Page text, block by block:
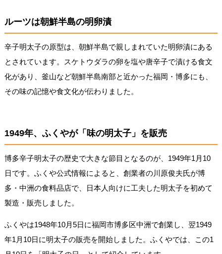
ルーツは朝鮮半島の明卵漬
辛子明太子の原型は、朝鮮半島で親しまれていた明卵漬にある
とされています。スケトウダラの卵を塩や唐辛子で漬ける食文
化があり、釜山など朝鮮半島南部と近かった福岡・博多にも、
その味の記憶や食文化が伝わりました。
1949年、ふくやが「味の明太子」を販売
博多辛子明太子の歴史で大きな節目となるのが、1949年1月10
日です。ふくや公式情報によると、創業者の川原俊夫氏が博
多・中洲の食料品店で、日本人向けに工夫した明太子を初めて
製造・販売しました。
ふくやは1948年10月5日に福岡市博多区中洲で創業し、翌1949
年1月10日に明太子の販売を開始しました。ふくやでは、この1